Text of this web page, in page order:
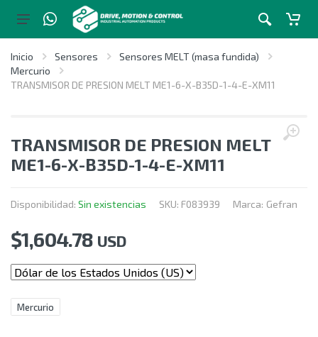
Inicio Sensores
Sensores MELT (masa fundida)
Mercurio
TRANSMISOR DE PRESION MELT ME1-6-X-B35D-1-4-E-XM11
TRANSMISOR DE PRESION MELT
ME1-6-X-B35D-1-4-E-XM11
Disponibilidad: Sin existencias SKU: F083939 Marca: Gefran
$1,604.78 USD
Mercurio